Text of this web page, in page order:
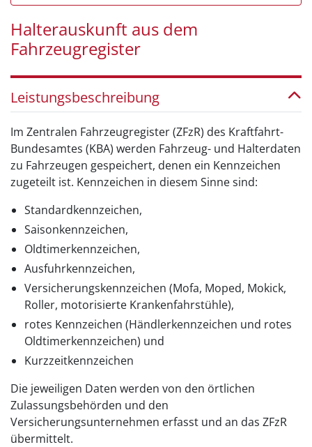
Halterauskunft aus dem
Fahrzeugregister
Leistungsbeschreibung
Im Zentralen Fahrzeugregister (ZFzR) des Kraftfahrt-
Bundesamtes (KBA) werden Fahrzeug- und Halterdaten
zu Fahrzeugen gespeichert, denen ein Kennzeichen
zugeteilt ist. Kennzeichen in diesem Sinne sind:
Standardkennzeichen,
Saisonkennzeichen,
Oldtimerkennzeichen,
Ausfuhrkennzeichen,
Versicherungskennzeichen (Mofa, Moped, Mokick,
Roller, motorisierte Krankenfahrstühle),
rotes Kennzeichen (Händlerkennzeichen und rotes
Oldtimerkennzeichen) und
Kurzzeitkennzeichen
Die jeweiligen Daten werden von den örtlichen
Zulassungsbehörden und den
Versicherungsunternehmen erfasst und an das ZFzR
übermittelt.